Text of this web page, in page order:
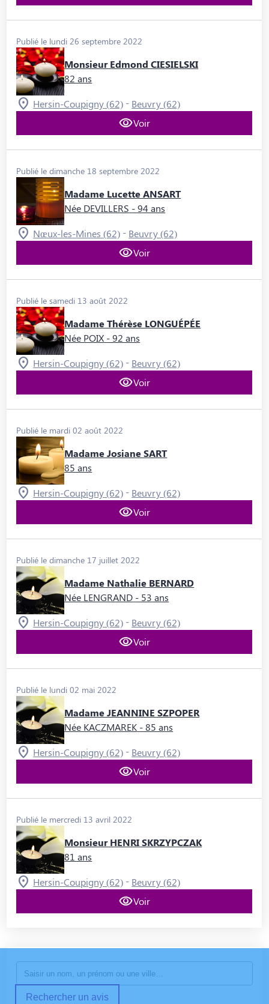
Publié le lundi 26 septembre 2022
Monsieur Edmond CIESIELSKI
82 ans
Hersin-Coupigny (62) - Beuvry (62)
Voir
Publié le dimanche 18 septembre 2022
Madame Lucette ANSART
Née DEVILLERS - 94 ans
Nœux-les-Mines (62) - Beuvry (62)
Voir
Publié le samedi 13 août 2022
Madame Thérèse LONGUÉPÉE
Née POIX - 92 ans
Hersin-Coupigny (62) - Beuvry (62)
Voir
Publié le mardi 02 août 2022
Madame Josiane SART
85 ans
Hersin-Coupigny (62) - Beuvry (62)
Voir
Publié le dimanche 17 juillet 2022
Madame Nathalie BERNARD
Née LENGRAND - 53 ans
Hersin-Coupigny (62) - Beuvry (62)
Voir
Publié le lundi 02 mai 2022
Madame JEANNINE SZPOPER
Née KACZMAREK - 85 ans
Hersin-Coupigny (62) - Beuvry (62)
Voir
Publié le mercredi 13 avril 2022
Monsieur HENRI SKRZYPCZAK
81 ans
Hersin-Coupigny (62) - Beuvry (62)
Voir
Rechercher un avis